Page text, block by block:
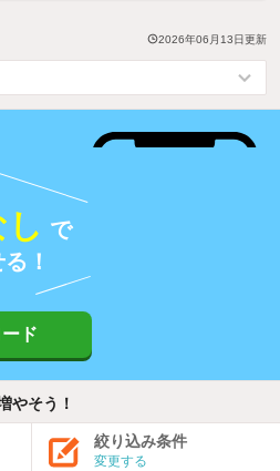
2026年06月13日更新
で
！
ド
やそう！
絞り込み条件
変更する